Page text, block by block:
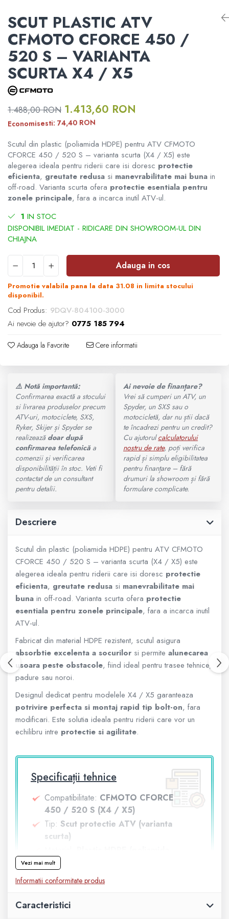
ATV CFMOTO X10
CFMOTO MY 2026
MODEL ATV GOES
GOES 400S
GOES 500L
GOES 1000
GOES MY 2026
MODEL ATV CAN-AM
Can-Am Outlander
Can-Am Renegade
200 - 400 cmc. (8)
400 - 600 cmc. (65)
600 - 800 cmc. (29)
800 - 1000 cmc. (81)
Borseta
Geanta
Rucsac
Sosete
Armura
ECHIPAMENTE MOTO
Casti
Ochelari
Tricouri
Pantaloni
Borseta
Rucsac
Protectii
Sosete
Armura
Casti
Manusi
Tricouri
Pantaloni
Set Complet
Borseta
Geanta
Rucsac
ECHIPAMENTE SKIJET
DISTANTIERE ROTI ATV
APARATORI MAINI ATV
PORTBAGAJE SI SUPORTURI
BAGAJE
ACCESORII ELECTRONICE ATV /
SSV
ACCESORII MONTAJ ELECTRONICE
TOBE SPORT ATV / UTV
ACCESORII MOTO
ACCESORII IARNA ATV / SSV
SUPORT SKIJET
ACCESORII ATV
ANVELOPE ATV
BULLBAR SSV
ACCESORII SSV
CUTII SSV
ATV CFMOTO X10 1000 MUD
Formular returnare produs /
Cerere retragere din contract
SCUT PLASTIC ATV
CFMOTO CFORCE 450 /
520 S – VARIANTA
SCURTA X4 / X5
1.488,00 RON 1.413,60 RON
Economisesti:74,40 RON
Scutul din plastic (poliamida HDPE) pentru ATV CFMOTO
CFORCE 450 / 520 S – varianta scurta (X4 / X5) este
alegerea ideala pentru riderii care isi doresc protectie
eficienta, greutate redusa si manevrabilitate mai buna in
off-road. Varianta scurta ofera protectie esentiala pentru
zonele principale, fara a incarca inutil ATV-ul.
1 IN STOC
Adauga in cos
Promotie valabila pana la data 31.08 in limita stocului
disponibil.
Cod Produs: 9DQV-804100-3000
Ai nevoie de ajutor? 0775 185 794
Adauga la Favorite Cere informatii
⚠️ Notă importantă:
Confirmarea exactă a stocului
si livrarea produselor precum
ATV-uri, motociclete, SXS,
Ryker, Skijer și Spyder se
realizează doar după
confirmarea telefonicăa
comenzii și verificarea
disponibilității în stoc. Veti fi
contactat de un consultant
pentru detalii.
Ai nevoie de finanțare?
Vrei să cumperi un ATV, un
Spyder, un SXS sau o
motocicletă, dar nu știi dacă
te încadrezi pentru un credit?
Cu ajutorulcalculatorului
nostru de rate, poți verifica
rapid și simplu eligibilitatea
pentru finanțare – fără
drumuri la showroom și fără
formulare complicate.
Descriere
Scutul din plastic (poliamida HDPE) pentru ATV CFMOTO
CFORCE 450 / 520 S – varianta scurta (X4 / X5) este
alegerea ideala pentru riderii care isi doresc protectie
eficienta, greutate redusa si manevrabilitate mai
buna in off-road. Varianta scurta ofera protectie
esentiala pentru zonele principale, fara a incarca inutil
ATV-ul.
Fabricat din material HDPE rezistent, scutul asigura
absorbtie excelenta a socurilor si permite alunecarea
usoara peste obstacole, fiind ideal pentru trasee tehnice,
padure sau noroi.
Designul dedicat pentru modelele X4 / X5 garanteaza
potrivire perfecta si montaj rapid tip bolt-on, fara
modificari. Este solutia ideala pentru riderii care vor un
echilibru intre protectie si agilitate.
Specificații tehnice
Compatibilitate: CFMOTO CFORCE
450 / 520 S (X4 / X5)
Tip: Scut protectie ATV (varianta
scurta)
rezistenta la impact)
Protectie:
Zone esentiale – motor si
sasiu inferior
Constructie:
Vezi mai mult
Informatii conformitate produs
Caracteristici